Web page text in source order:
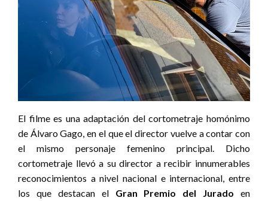
El filme es una adaptación del cortometraje homónimo
de Álvaro Gago, en el que el director vuelve a contar con
el mismo personaje femenino principal. Dicho
cortometraje llevó a su director a recibir innumerables
reconocimientos a nivel nacional e internacional, entre
los que destacan el Gran Premio del Jurado en